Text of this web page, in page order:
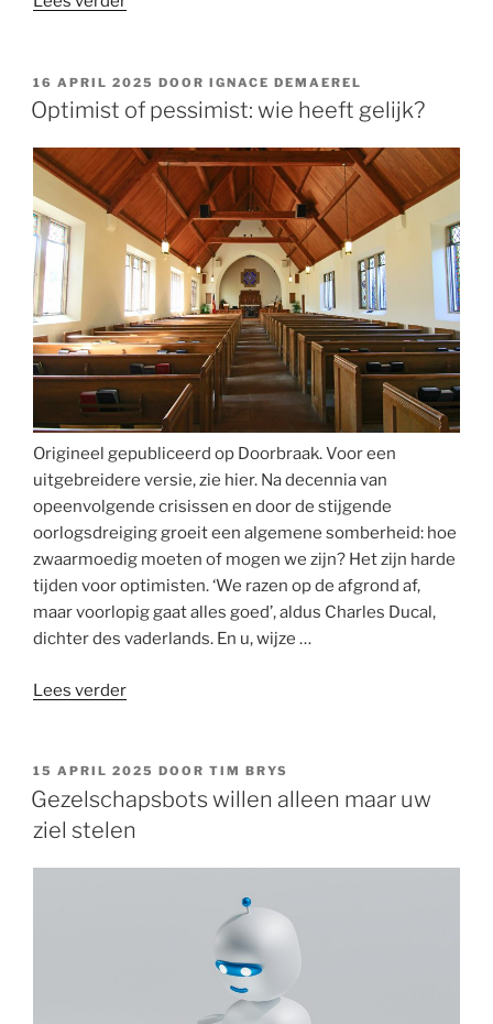
als
een
waar
iedereen
genezing
vindt” “
GEPLAATST
OP
16 APRIL 2025 DOOR IGNACE DEMAEREL
Optimist of pessimist: wie heeft gelijk?
Origineel gepubliceerd op Doorbraak. Voor een
uitgebreidere versie, zie hier. Na decennia van
opeenvolgende crisissen en door de stijgende
oorlogsdreiging groeit een algemene somberheid: hoe
zwaarmoedig moeten of mogen we zijn? Het zijn harde
tijden voor optimisten. ‘We razen op de afgrond af,
maar voorlopig gaat alles goed’, aldus Charles Ducal,
dichter des vaderlands. En u, wijze …
Lees verder“Optimist
wie
heeft
gelijk?”
GEPLAATST
OP
15 APRIL 2025 DOOR TIM BRYS
Gezelschapsbots willen alleen maar uw
ziel stelen